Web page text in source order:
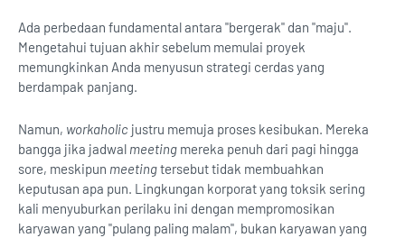
Ada perbedaan fundamental antara "bergerak" dan "maju".
Mengetahui tujuan akhir sebelum memulai proyek
memungkinkan Anda menyusun strategi cerdas yang
berdampak panjang.
Namun, workaholic justru memuja proses kesibukan. Mereka
bangga jika jadwal meeting mereka penuh dari pagi hingga
sore, meskipun meetingtersebut tidak membuahkan
keputusan apa pun. Lingkungan korporat yang toksik sering
kali menyuburkan perilaku ini dengan mempromosikan
karyawan yang "pulang paling malam", bukan karyawan yang